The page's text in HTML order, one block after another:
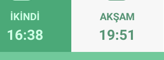
İKINDI
16:38
AKŞAM
19:51